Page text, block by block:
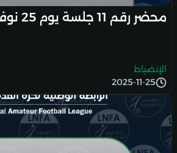
محضر رقم 11 جلسة يوم 25 نوفمبر 2025
2025-11-25
الإنضباط